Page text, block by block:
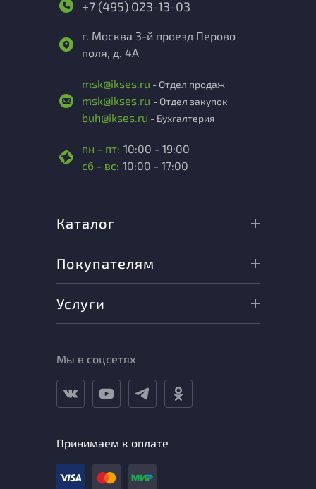
+7 (495) 023-13-03
г. Москва 3-й проезд Перово
поля, д. 4А
msk@ikses.ru - Отдел продаж
msk@ikses.ru - Отдел закупок
buh@ikses.ru - Бухгалтерия
пн - пт: 10:00 - 19:00
сб - вс: 10:00 - 17:00
Каталог
Покупателям
Услуги
Мы в соцсетях
Принимаем к оплате